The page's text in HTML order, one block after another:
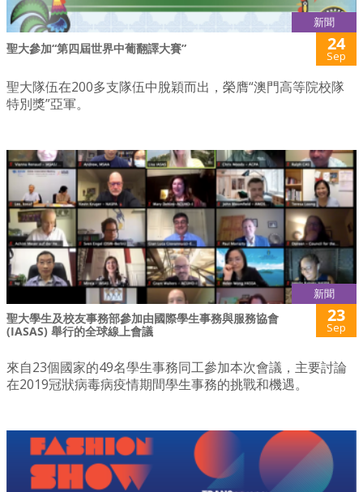
新聞
聖大參加“第四屆世界中葡翻譯大賽” 24
Sep
聖大隊伍在200多支隊伍中脫穎而出，榮膺“澳門高等院校隊
特別獎”亞軍。
新聞
聖大學生及校友事務部參加由國際學生事務與服務協會
(IASAS) 舉行的全球線上會議
23
Sep
來自23個國家的49名學生事務同工參加本次會議，主要討論
在2019冠狀病毒病疫情期間學生事務的挑戰和機遇。